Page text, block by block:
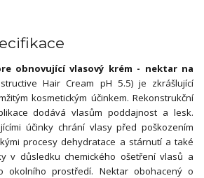
obnovující vlasový krém - nektar na
Hair Cream pH 5.5) je zkrášlující
kosmetickým účinkem. Rekonstrukční
dodává vlasům poddajnost a lesk.
účinky chrání vlasy před poškozením
procesy dehydratace a stárnutí a také
v důsledku chemického ošetření vlasů a
okolního prostředí. Nektar obohacený o